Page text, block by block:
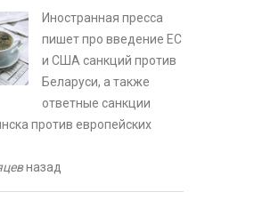
Иностранная пресса
пишет про введение ЕС
и США санкций против
Беларуси, а также
ответные санкции
против европейских
назад